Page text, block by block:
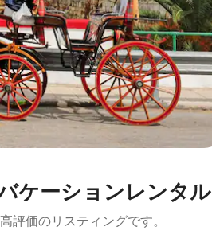
ケ⁠ー⁠シ⁠ョ⁠ン⁠レ⁠ン⁠タ⁠ル
評価のリスティングです。